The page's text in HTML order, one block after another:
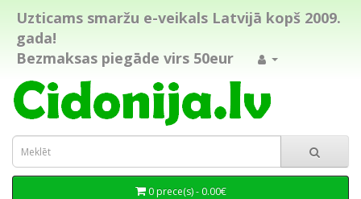
Uzticams smaržu e-veikals Latvijā kopš 2009.
gada!
Bezmaksas piegāde virs 50eur
0 prece(s) - 0.00€